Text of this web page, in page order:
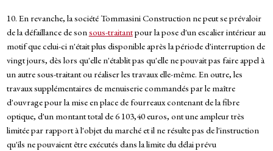
10. En revanche, la société Tommasini Construction ne peut se prévaloir
de la défaillance de sonsous-traitantpour la pose d'un escalier intérieur au
motif que celui-ci n'était plus disponible après la période d'interruption de
vingt jours, dès lors qu'elle n'établit pas qu'elle ne pouvait pas faire appel à
un autre sous-traitant ou réaliser les travaux elle-même. En outre, les
travaux supplémentaires de menuiserie commandés par le maître
d'ouvrage pour la mise en place de fourreaux contenant de la fibre
optique, d'un montant total de 6 103,40 euros, ont une ampleur très
limitée par rapport à l'objet du marché et il ne résulte pas de l'instruction
qu'ils ne pouvaient être exécutés dans la limite du délai prévu